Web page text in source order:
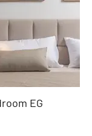
EG